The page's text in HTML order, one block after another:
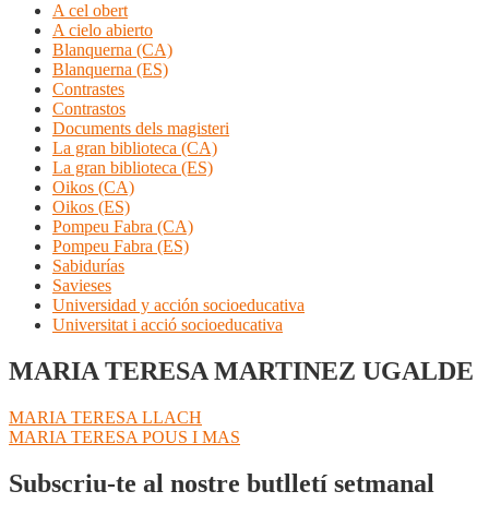
A cel obert
A cielo abierto
Blanquerna (CA)
Blanquerna (ES)
Contrastes
Contrastos
Documents dels magisteri
La gran biblioteca (CA)
La gran biblioteca (ES)
Oikos (CA)
Oikos (ES)
Pompeu Fabra (CA)
Pompeu Fabra (ES)
Sabidurías
Savieses
Universidad y acción socioeducativa
Universitat i acció socioeducativa
MARIA TERESA MARTINEZ UGALDE
Navegació
d'entrades
Entrada
anterior:
MARIA TERESA LLACH
Pròxima
MARIA TERESA POUS I MAS
Subscriu-te al nostre butlletí setmanal